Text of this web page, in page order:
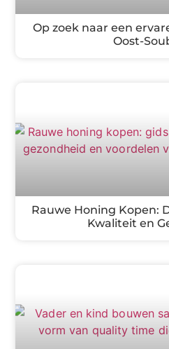
Op zoek naar een
Oost-
Rauwe Honing Kopen:
Kwaliteit en